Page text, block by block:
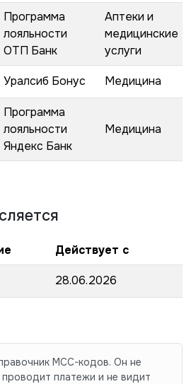
Программа
лояльности
ОТП Банк
Аптеки и
медицинские
услуги
Уралсиб Бонус Медицина
Программа
лояльности
Яндекс Банк
Медицина
Действует с
28.06.2026
MCC-кодов. Он не
проводит платежи и не видит